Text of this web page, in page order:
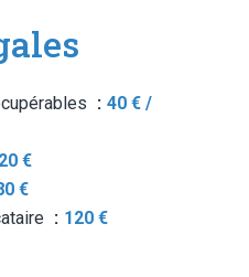
40 € /
€
€
120 €